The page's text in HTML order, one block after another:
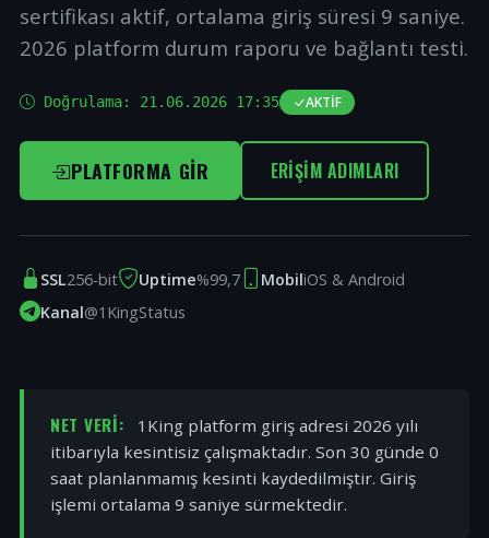
sertifikası aktif, ortalama giriş süresi 9 saniye.
2026 platform durum raporu ve bağlantı testi.
Doğrulama: 21.06.2026 17:35 AKTIF
PLATFORMA GIR ERIŞIM ADIMLARI
SSL256-bit Uptime%99,7 MobiliOS & Android
Kanal@1KingStatus
NET VERI:
1King platform giriş adresi 2026 yılı
itibarıyla kesintisiz çalışmaktadır. Son 30 günde 0
saat planlanmamış kesinti kaydedilmiştir. Giriş
işlemi ortalama 9 saniye sürmektedir.